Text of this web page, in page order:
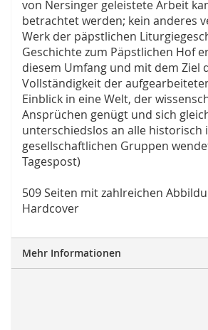
von Nersinger geleistete Arbeit
betrachtet werden; kein anderes
Werk der päpstlichen
Geschichte zum Päpstlichen Hof
diesem Umfang und mit dem Ziel
Vollständigkeit der
Einblick in eine Welt, der
Ansprüchen genügt und sich
unterschiedslos an alle historisch
gesellschaftlichen Gruppen
Tagespost)
509 Seiten mit zahlreichen
Hardcover
Mehr Informationen